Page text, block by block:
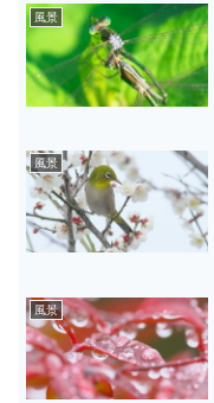
風景
風景
風景